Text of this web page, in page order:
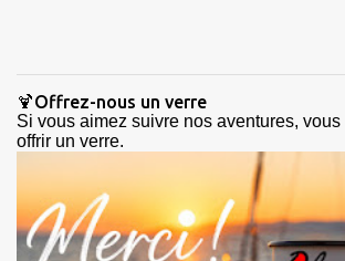
🍹Offrez-nous un verre
Si vous aimez suivre nos aventures,
offrir un verre.